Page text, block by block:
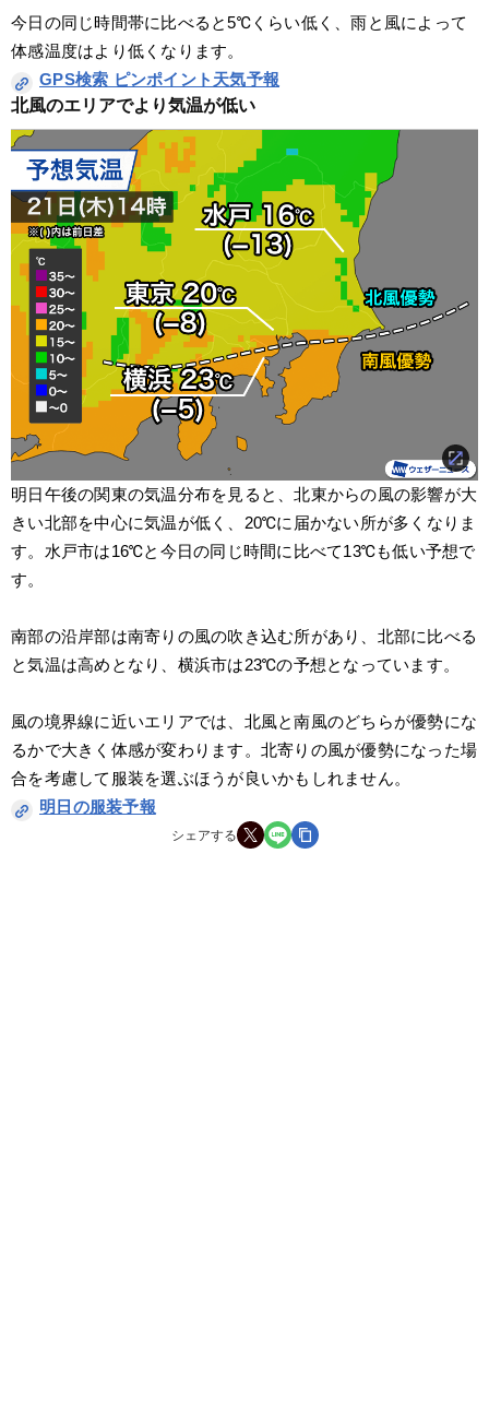
今日の同じ時間帯に比べると5℃くらい低く、雨と風によって
体感温度はより低くなります。
GPS検索 ピンポイント天気予報
北風のエリアでより気温が低い
明日午後の関東の気温分布を見ると、北東からの風の影響が大
きい北部を中心に気温が低く、20℃に届かない所が多くなりま
す。水戸市は16℃と今日の同じ時間に比べて13℃も低い予想で
す。
南部の沿岸部は南寄りの風の吹き込む所があり、北部に比べる
と気温は高めとなり、横浜市は23℃の予想となっています。
風の境界線に近いエリアでは、北風と南風のどちらが優勢にな
るかで大きく体感が変わります。北寄りの風が優勢になった場
合を考慮して服装を選ぶほうが良いかもしれません。
明日の服装予報
シェアする